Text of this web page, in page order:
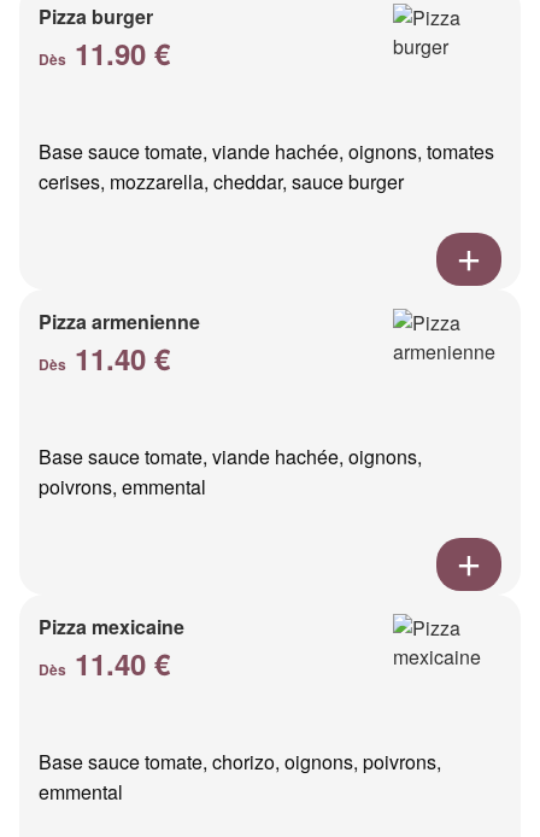
Pizza burger
Dès 11.90 €
Base sauce tomate, viande hachée, oignons, tomates
cerises, mozzarella, cheddar, sauce burger
Pizza armenienne
Dès 11.40 €
Base sauce tomate, viande hachée, oignons,
poivrons, emmental
Pizza mexicaine
Dès 11.40 €
Base sauce tomate, chorizo, oignons, poivrons,
emmental